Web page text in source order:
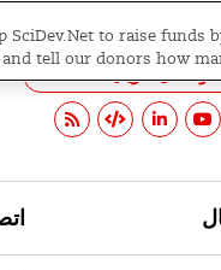
نسخالشرق الأوسط
وشمال أفريقيا
SciDev.Net to raise funds
tell our donors how